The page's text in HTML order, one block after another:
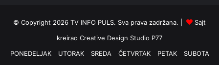
© Copyright 2026 TV INFO PULS. Sva prava zadržana. |
Sajt
kreirao Creative Design Studio P77
PONEDELJAK
UTORAK SREDA ČETVRTAK PETAK
SUBOTA